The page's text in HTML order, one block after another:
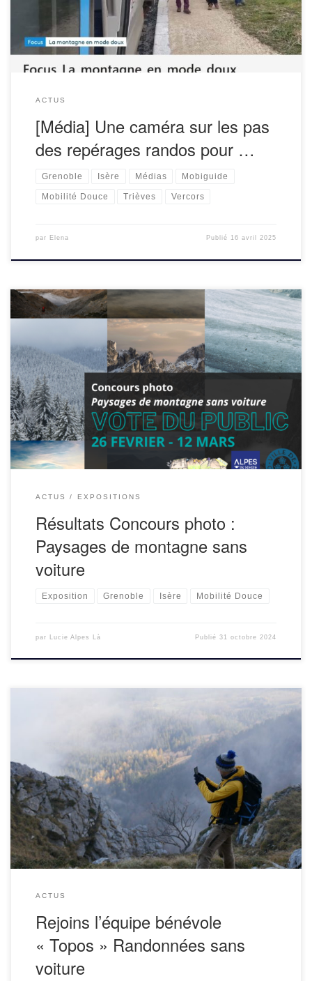
ACTUS
[Média] Une caméra sur les pas
des repérages randos pour …
Grenoble Isère Médias Mobiguide
Mobilité Douce Trièves Vercors
par Elena Publié 16 avril 2025
En partenariat avec Cliquer ici pour accéder à l’intégralité
des photos & descriptifs d’accès ( on conseille d’y accéder
sur un ordinateur pour profiter pleinement des
photographies ) Résultats du […]
ACTUS EXPOSITIONS
Résultats Concours photo :
Paysages de montagne sans
voiture
Exposition Grenoble Isère Mobilité Douce
par Lucie Alpes Là Publié31 octobre 2024
L’association Alpes Là travaille régulièrement sur de
nouveaux topos de randonnées accessible en transport en
commun ou vélo. Les topos sont ensuite publiés soit en
format papier (ex : livre […]
ACTUS
Rejoins l’équipe bénévole
« Topos » Randonnées sans
voiture